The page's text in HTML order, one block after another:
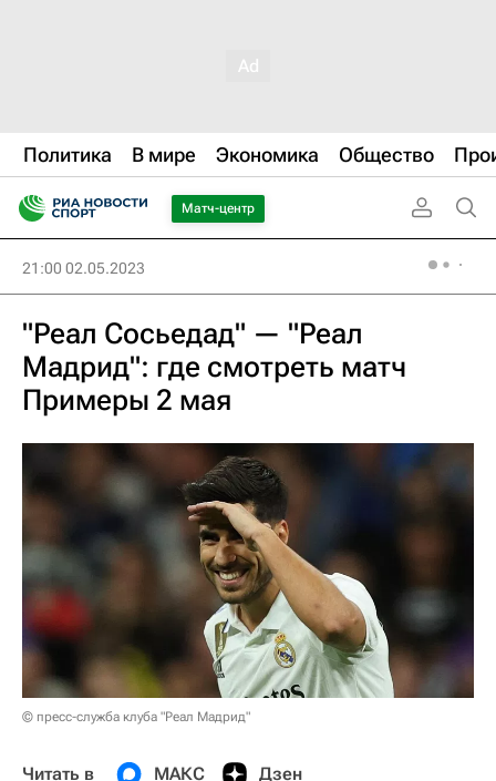
Политика В мире Экономика Общество
Матч-центр
21:00 02.05.2023
"Реал Сосьедад" — "Реал
Мадрид": где смотреть матч
Примеры 2 мая
© пресс-служба клуба "Реал Мадрид"
Читать в МАКС Дзен